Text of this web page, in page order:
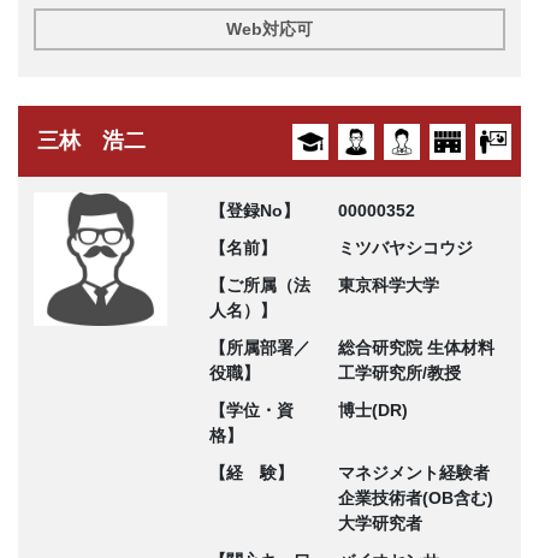
Web対応可
三林 浩二
【登録No】
00000352
【名前】
ミツバヤシコウジ
【ご所属（法
人名）】
東京科学大学
【所属部署／
役職】
総合研究院 生体材料
工学研究所/教授
【学位・資
格】
博士(DR)
【経 験】
マネジメント経験者
企業技術者(OB含む)
大学研究者